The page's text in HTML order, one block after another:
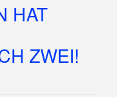
HAT
ZWEI!